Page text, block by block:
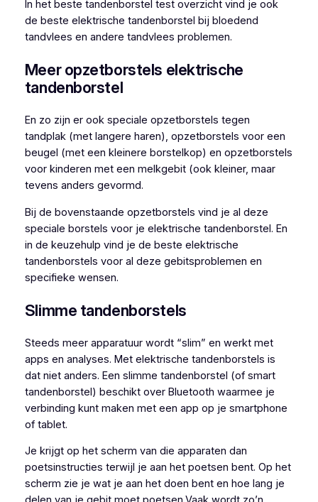
In het beste tandenborstel test overzicht vind je ook
de beste elektrische tandenborstel bij bloedend
tandvlees en andere tandvlees problemen.
Meer opzetborstels elektrische
tandenborstel
En zo zijn er ook speciale opzetborstels tegen
tandplak (met langere haren), opzetborstels voor een
beugel (met een kleinere borstelkop) en opzetborstels
voor kinderen met een melkgebit (ook kleiner, maar
tevens anders gevormd.
Bij de bovenstaande opzetborstels vind je al deze
speciale borstels voor je elektrische tandenborstel. En
in de keuzehulp vind je de beste elektrische
tandenborstels voor al deze gebitsproblemen en
specifieke wensen.
Slimme tandenborstels
Steeds meer apparatuur wordt “slim” en werkt met
apps en analyses. Met elektrische tandenborstels is
dat niet anders. Een slimme tandenborstel (of smart
tandenborstel) beschikt over Bluetooth waarmee je
verbinding kunt maken met een app op je smartphone
of tablet.
Je krijgt op het scherm van die apparaten dan
poetsinstructies terwijl je aan het poetsen bent. Op het
scherm zie je wat je aan het doen bent en hoe lang je